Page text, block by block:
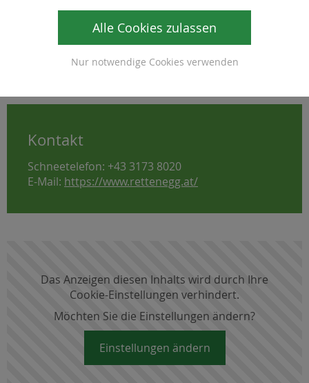
Skifahren in Rettenegg © Gemeinde Rettenegg
Kontakt
Schneetelefon: +43 3173 8020
E-Mail: https://www.rettenegg.at/
Das Anzeigen diesen Inhalts wird durch Ihre
Cookie-Einstellungen verhindert.
Möchten Sie die Einstellungen ändern?
Einstellungen ändern
Alle Cookies zulassen
Nur notwendige Cookies verwenden